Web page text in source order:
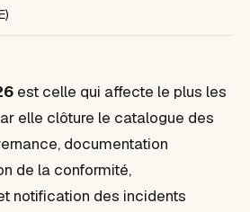
est celle qui affecte le plus les
elle clôture le catalogue des
documentation
de la conformité,
notification des incidents